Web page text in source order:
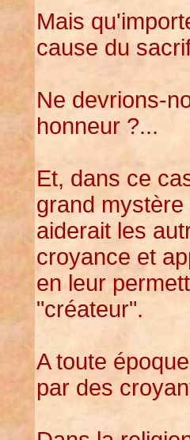
Mais
cause du
Ne devrions-
honneur ?...
Et, dans ce
grand
aiderait les
croyance et
en leur
"créateur".
A toute
par des